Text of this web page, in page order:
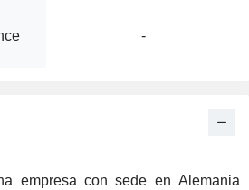
-
empresa con sede en Alemania